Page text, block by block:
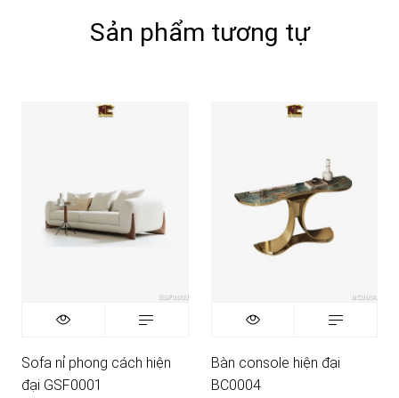
Sản phẩm tương tự
Sofa nỉ phong cách hiện
đại GSF0001
Bàn console hiện đại
BC0004